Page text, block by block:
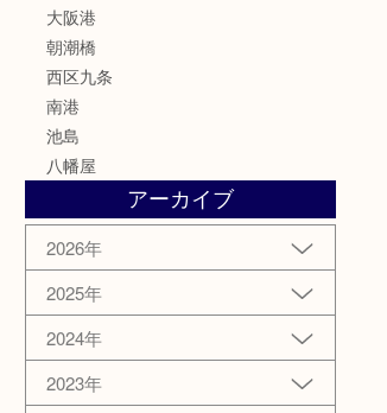
大阪港
朝潮橋
西区九条
南港
池島
八幡屋
アーカイブ
2026年
2025年
2024年
2023年